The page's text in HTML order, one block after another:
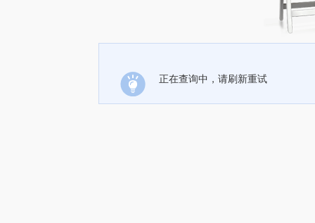
正在查询中，请刷新重试